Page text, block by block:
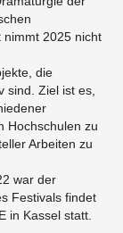
nimmt 2025 nicht
die
sind. Ziel ist es,
Hochschulen zu
Arbeiten zu
war der
Festivals findet
in Kassel statt.